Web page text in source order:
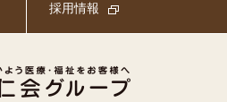
採用情報